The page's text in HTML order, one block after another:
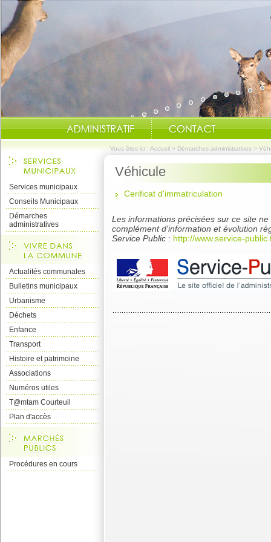
Vous êtes ici : Accueil > Démarches administratives >
Services municipaux
Conseils Municipaux
Démarches
administratives
Actualités communales
Bulletins municipaux
Urbanisme
Déchets
Enfance
Transport
Histoire et patrimoine
Associations
Numéros utiles
T@mtam Courteuil
Plan d'accès
Procédures en cours
Véhicule
Cerificat d'immatriculation
Les informations précisées sur ce site
complément d'information et évolution
Service Public : http://www.service-